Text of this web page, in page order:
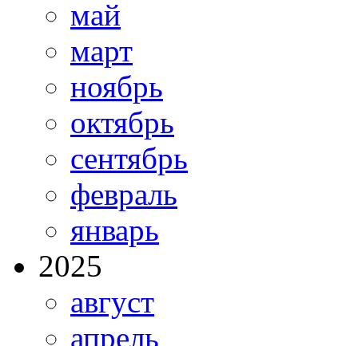
май
март
ноябрь
октябрь
сентябрь
февраль
январь
2025
август
апрель